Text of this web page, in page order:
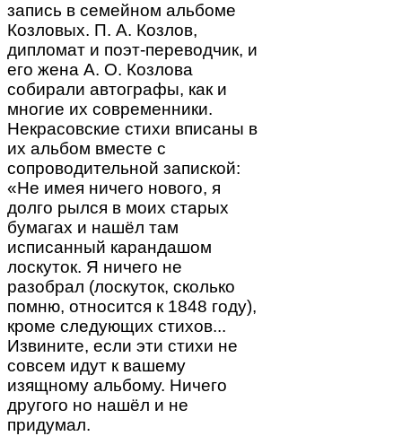
запись в семейном альбоме
Козловых. П. А. Козлов,
дипломат и поэт-переводчик, и
его жена А. О. Козлова
собирали автографы, как и
многие их современники.
Некрасовские стихи вписаны в
их альбом вместе с
сопроводительной запиской:
«Не имея ничего нового, я
долго рылся в моих старых
бумагах и нашёл там
исписанный карандашом
лоскуток. Я ничего не
разобрал (лоскуток, сколько
помню, относится к 1848 году),
кроме следующих стихов...
Извините, если эти стихи не
совсем идут к вашему
изящному альбому. Ничего
другого но нашёл и не
придумал.